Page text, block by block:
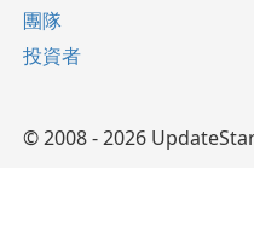
團隊
投資者
© 2008 - 2026